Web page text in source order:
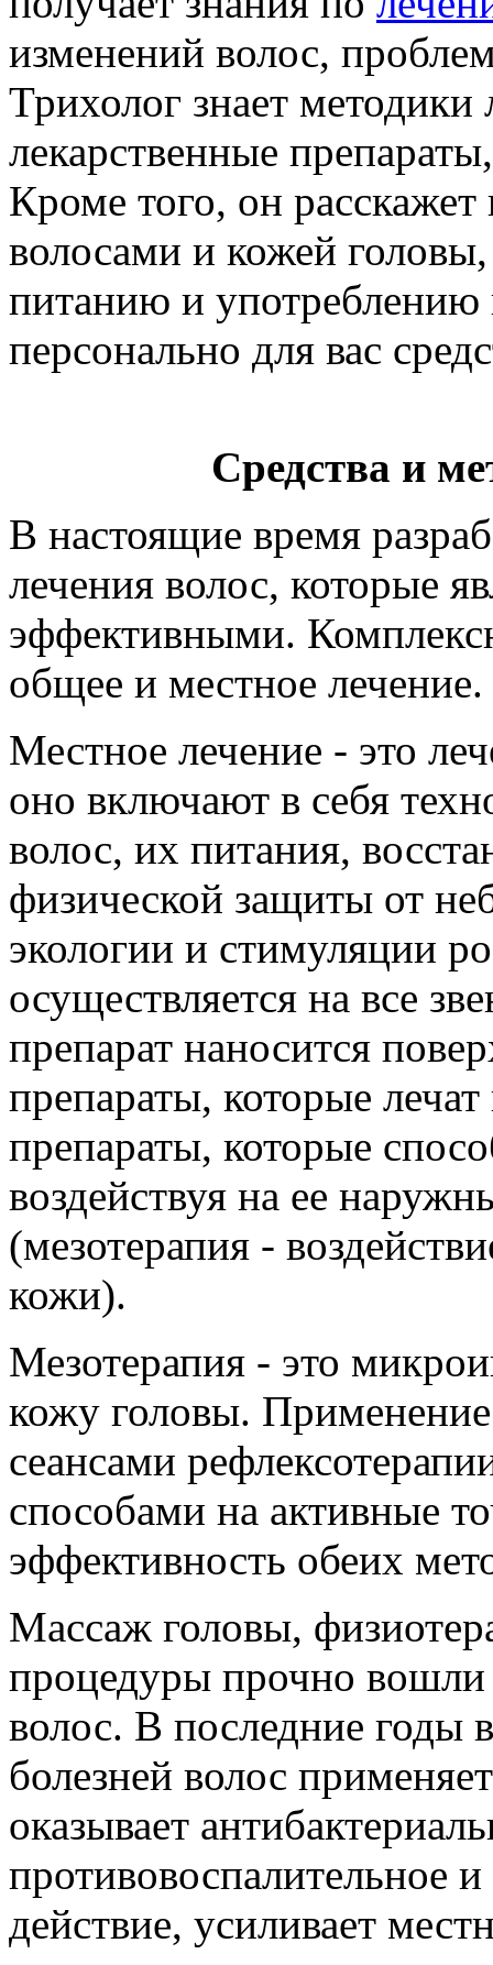
изменений волос,
Трихолог знает методики
лекарственные
Кроме того, он
волосами и кожей
питанию и
персонально для вас
Средства и
В настоящие время
лечения волос, которые
эффективными.
общее и местное лечение.
Местное лечение - это
оно включают в себя
волос, их питания,
физической защиты от
экологии и стимуляции
осуществляется на все
препарат наносится
препараты, которые
препараты, которые
воздействуя на ее
(мезотерапия -
кожи).
Мезотерапия - это
кожу головы.
сеансами
способами на активные
эффективность обеих
Массаж головы,
процедуры прочно вошли
волос. В последние годы
болезней волос
оказывает
противовоспалительное
действие, усиливает